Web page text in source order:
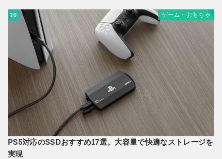
10 ゲーム・おもちゃ
PS5対応のSSDおすすめ17選。大容量で快適なストレージを
実現